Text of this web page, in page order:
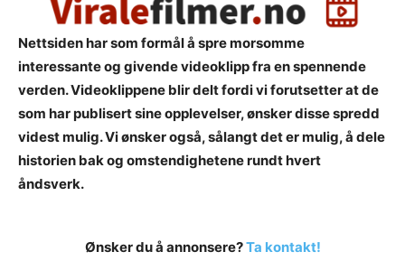
Nettsiden har som formål å spre morsomme
interessante og givende videoklipp fra en spennende
verden. Videoklippene blir delt fordi vi forutsetter at de
som har publisert sine opplevelser, ønsker disse spredd
videst mulig. Vi ønsker også, sålangt det er mulig, å dele
historien bak og omstendighetene rundt hvert
åndsverk.
Ønsker du å annonsere?Ta kontakt!